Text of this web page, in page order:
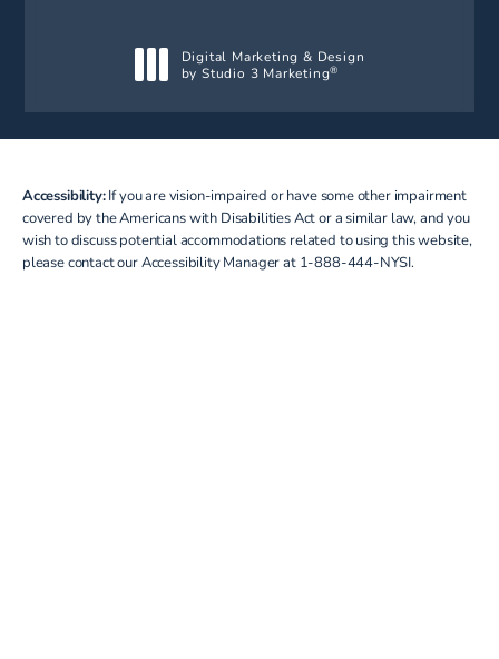
Digital Marketing & Design
by Studio 3 Marketing®
Accessibility:If you are vision-impaired or have some other impairment
covered by the Americans with Disabilities Act or a similar law, and you
wish to discuss potential accommodations related to using this website,
please contact our Accessibility Manager at 1-888-444-NYSI.